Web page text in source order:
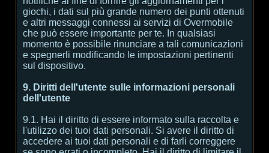
giochi, i dati sul più grande numero dei punti ottenuti
e altri messaggi connessi ai servizi di Overmobile
che può essere importante per te. In qualsiasi
momento è possibile rinunciare a tali comunicazioni
e spegnerli modificando le impostazioni pertinenti
sul dispositivo.
9. Diritti dell'utente sulle informazioni personali
dell'utente
9.1. Hai il diritto di essere informato sulla raccolta e
l'utilizzo dei tuoi dati personali. Si avere il diritto di
accedere ai tuoi dati personali e di farli correggere